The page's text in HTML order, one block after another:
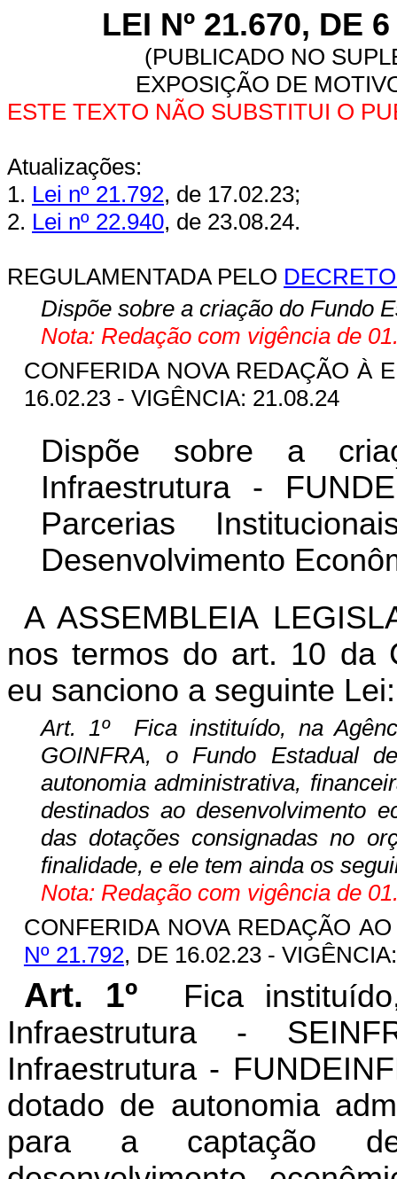
LEI Nº 21.670, DE
(PUBLICADO NO
EXPOSIÇÃO DE
ESTE TEXTO NÃO SUBSTITUI O
Atualizações:
1. Lei nº 21.792, de 17.02.23;
2. Lei nº 22.940, de 23.08.24.
REGULAMENTADA PELO
Dispõe sobre a criação do Fundo
Nota: Redação com vigência de
CONFERIDA NOVA REDAÇÃO À
16.02.23 - VIGÊNCIA: 21.08.24
Dispõe sobre a
Infraestrutura -
Parcerias
Desenvolvimento
A ASSEMBLEIA
nos termos do art. 10 da
eu sanciono a seguinte Lei:
Art. 1º Fica instituído, na
GOINFRA, o Fundo Estadual
autonomia administrativa,
destinados ao desenvolvimento
das dotações consignadas no
finalidade, e ele tem ainda os
Nota: Redação com vigência de
CONFERIDA NOVA REDAÇÃO
Nº 21.792, DE 16.02.23 -
Art. 1º
Fica
Infraestrutura -
Infraestrutura -
dotado de autonomia
para a captação